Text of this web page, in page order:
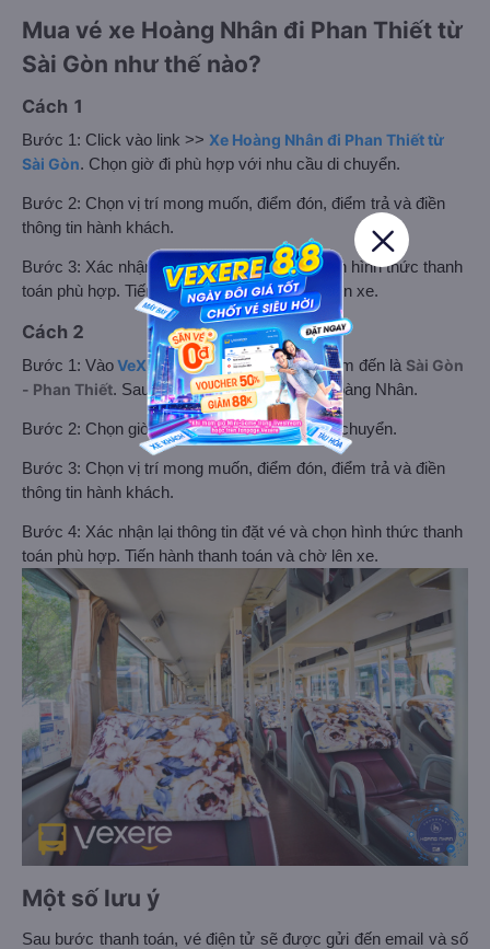
Mua vé xe Hoàng Nhân đi Phan Thiết từ
Sài Gòn như thế nào?
Cách 1
Bước 1: Click vào link >> Xe Hoàng Nhân đi Phan Thiết từ
Sài Gòn. Chọn giờ đi phù hợp với nhu cầu di chuyển.
Bước 2: Chọn vị trí mong muốn, điểm đón, điểm trả và điền
thông tin hành khách.
Bước 3: Xác nhận lại thông tin đặt vé và chọn hình thức thanh
toán phù hợp. Tiến hành thanh toán và chờ lên xe.
Cách 2
Bước 1: VàoVeXeRe.com, chọn điểm đi/ điểm đến là Sài Gòn
- Phan Thiết. Sau đó dùng bộ lọc chọn xe Hoàng Nhân.
Bước 2: Chọn giờ đi phù hợp với nhu cầu di chuyển.
Bước 3: Chọn vị trí mong muốn, điểm đón, điểm trả và điền
thông tin hành khách.
Bước 4: Xác nhận lại thông tin đặt vé và chọn hình thức thanh
toán phù hợp. Tiến hành thanh toán và chờ lên xe.
Một số lưu ý
Sau bước thanh toán, vé điện tử sẽ được gửi đến email và số